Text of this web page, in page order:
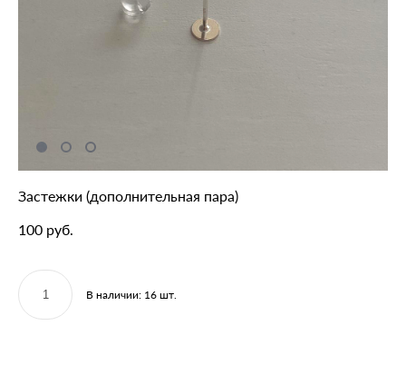
Застежки (дополнительная пара)
100 pуб.
В наличии: 16 шт.